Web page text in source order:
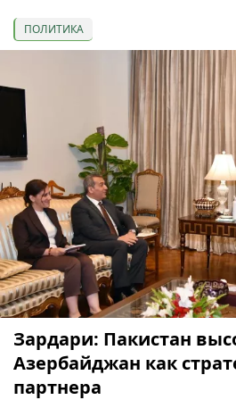
ПОЛИТИКА
Зардари: Пакистан
Азербайджан как
партнера